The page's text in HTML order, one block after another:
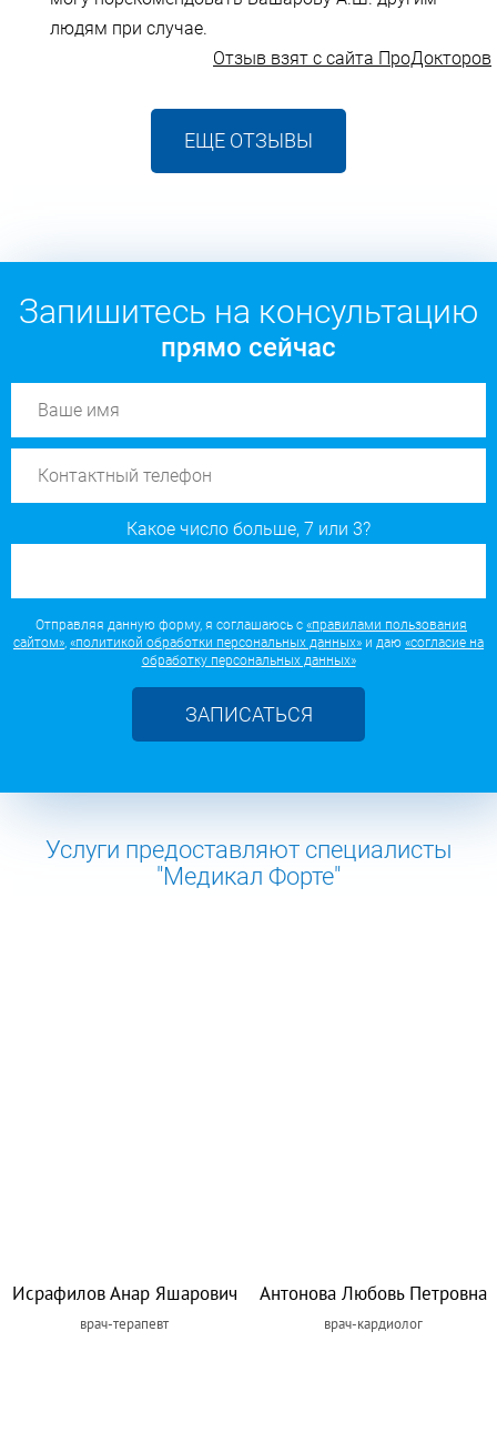
людям при случае.
Отзыв взят с сайта ПроДокторов
ЕЩЕ ОТЗЫВЫ
Запишитесь на консультацию
прямо сейчас
Какое число больше, 7 или 3?
Отправляя данную форму, я соглашаюсь с «правилами пользования
сайтом», «политикой обработки персональных данных» и даю «согласие на
обработку персональных данных»
ЗАПИСАТЬСЯ
Услуги предоставляют специалисты
"Медикал Форте"
Исрафилов Анар Яшарович
врач-терапевт
Антонова Любовь Петровна
врач-кардиолог